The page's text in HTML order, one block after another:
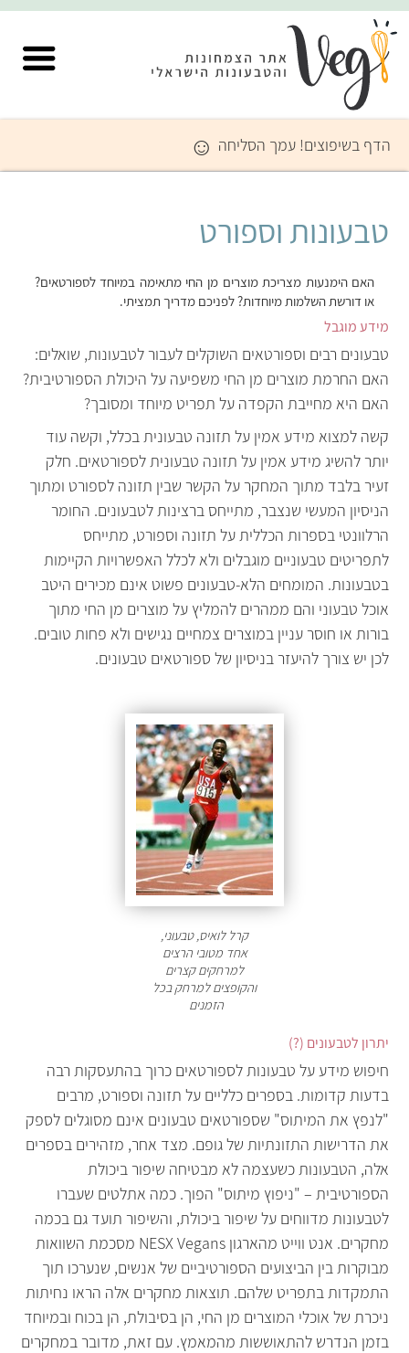
הדף בשיפוצים! עמך הסליחה ☺
טבעונות וספורט
האם הימנעות מצריכת מוצרים מן החי מתאימה במיוחד לספורטאים?
או דורשת השלמות מיוחדות? לפניכם מדריך תמציתי.
מידע מוגבל
טבעונים רבים וספורטאים השוקלים לעבור לטבעונות, שואלים:
האם החרמת מוצרים מן החי משפיעה על היכולת הספורטיבית?
האם היא מחייבת הקפדה על תפריט מיוחד ומסובך?
קשה למצוא מידע אמין על תזונה טבעונית בכלל, וקשה עוד
יותר להשיג מידע אמין על תזונה טבעונית לספורטאים. חלק
זעיר בלבד מתוך המחקר על הקשר שבין תזונה לספורט ומתוך
הניסיון המעשי שנצבר, מתייחס ברצינות לטבעונים. החומר
הרלוונטי בספרות הכללית על תזונה וספורט, מתייחס
לתפריטים טבעוניים מוגבלים ולא לכלל האפשרויות הקיימות
בטבעונות. המומחים הלא-טבעונים פשוט אינם מכירים היטב
אוכל טבעוני והם ממהרים להמליץ על מוצרים מן החי מתוך
בורות או חוסר עניין במוצרים צמחיים נגישים ולא פחות טובים.
לכן יש צורך להיעזר בניסיון של ספורטאים טבעונים.
קרל לואיס, טבעוני,
אחד מטובי הרצים
למרחקים קצרים
והקופצים למרחק בכל
הזמנים
יתרון לטבעונים (?)
חיפוש מידע על טבעונות לספורטאים כרוך בהתעסקות רבה
בדעות קדומות. בספרים כלליים על תזונה וספורט, מרבים
"לנפץ את המיתוס" שספורטאים טבעונים אינם מסוגלים לספק
את הדרישות התזונתיות של גופם. מצד אחר, מזהירים בספרים
אלה, הטבעונות כשעצמה לא מבטיחה שיפור ביכולת
הספורטיבית – "ניפוץ מיתוס" הפוך. כמה אתלטים שעברו
לטבעונות מדווחים על שיפור ביכולת, והשיפור תועד גם בכמה
מחקרים. אנט ווייט מהארגון NESX Vegans מסכמת השוואות
מבוקרות בין הביצועים הספורטיביים של אנשים, שנערכו תוך
התמקדות בתפריט שלהם. תוצאות מחקרים אלה הראו נחיתות
ניכרת של אוכלי המוצרים מן החי, הן בסיבולת, הן בכוח ובמיוחד
בזמן הנדרש להתאוששות מהמאמץ. עם זאת, מדובר במחקרים